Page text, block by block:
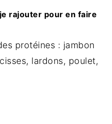
rajouter pour en faire
protéines : jambon
lardons, poulet,